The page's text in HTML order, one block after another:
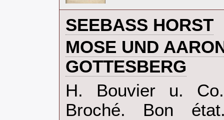
‎SEEBASS HORST‎
‎MOSE UND
GOTTESBERG‎
‎H. Bouvier u.
Broché. Bon